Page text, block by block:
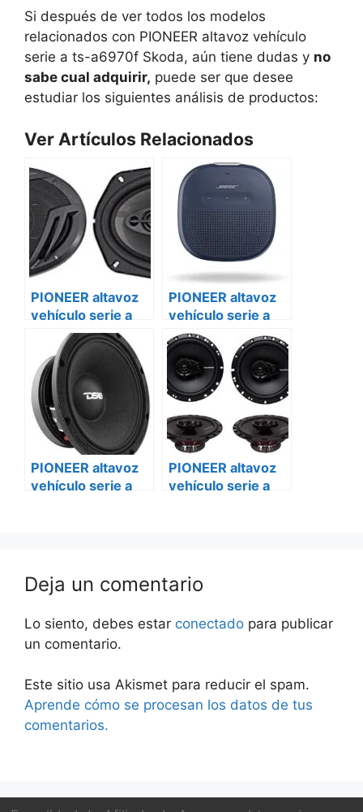
Si después de ver todos los modelos
relacionados con PIONEER altavoz vehículo
serie a ts-a6970f Skoda, aún tiene dudas y no
sabe cual adquirir, puede ser que desee
estudiar los siguientes análisis de productos:
Ver Artículos Relacionados
PIONEER altavoz
vehículo serie a
ts-a6970f Fiat
PIONEER altavoz
vehículo serie a
ts-a6970f
PIONEER altavoz
vehículo serie a
PIONEER altavoz
vehículo serie a
Deja un comentario
Lo siento, debes estar conectado para publicar
un comentario.
Este sitio usa Akismet para reducir el spam.
Aprende cómo se procesan los datos de tus
comentarios.